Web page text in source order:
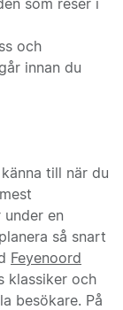
och
innan du
till när du
en
så snart
Feyenoord
klassiker och
besökare. På